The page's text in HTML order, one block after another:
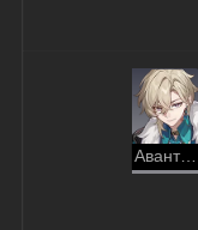
Авантюрин